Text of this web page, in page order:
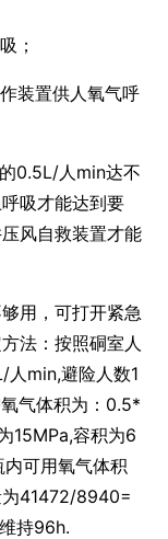
；
装置供人氧气呼
0.5L/人min达不
吸才能达到要
风自救装置才能
用，可打开紧急
法：按照硐室人
人min,避险人数1
气体积为：0.5*
15MPa,容积为6
可用氧气体积
41472/8940=
持96h.